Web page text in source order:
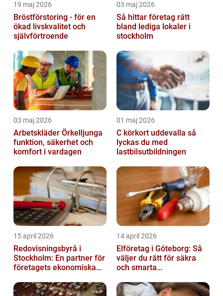
19 maj 2026
Bröstförstoring - för en
ökad livskvalitet och
självförtroende
03 maj 2026
Så hittar företag rätt
bland lediga lokaler i
stockholm
03 maj 2026
Arbetskläder Örkelljunga
funktion, säkerhet och
komfort i vardagen
01 maj 2026
C körkort uddevalla så
lyckas du med
lastbilsutbildningen
15 april 2026
Redovisningsbyrå i
Stockholm: En partner för
företagets ekonomiska
14 april 2026
Elföretag i Göteborg: Så
väljer du rätt för säkra
och smarta